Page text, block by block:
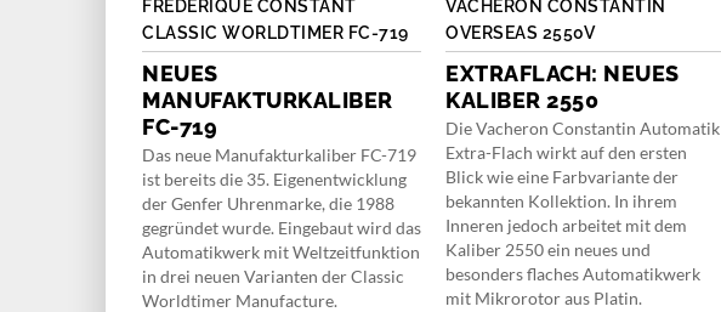
FREDERIQUE CONSTANT
CLASSIC WORLDTIMER FC-719
NEUES
MANUFAKTURKALIBER
FC-719
Das neue Manufakturkaliber FC-719
ist bereits die 35. Eigenentwicklung
der Genfer Uhrenmarke, die 1988
gegründet wurde. Eingebaut wird das
Automatikwerk mit Weltzeitfunktion
in drei neuen Varianten der Classic
Worldtimer Manufacture.
VACHERON CONSTANTIN
OVERSEAS 2550V
EXTRAFLACH: NEUES
KALIBER 2550
Die Vacheron Constantin Automatik
Extra-Flach wirkt auf den ersten
Blick wie eine Farbvariante der
bekannten Kollektion. In ihrem
Inneren jedoch arbeitet mit dem
Kaliber 2550 ein neues und
besonders flaches Automatikwerk
mit Mikrorotor aus Platin.